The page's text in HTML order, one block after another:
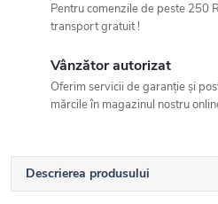
Pentru comenzile de peste 250
transport gratuit !
Vânzător autorizat
Oferim servicii de garanție și
mărcile în magazinul nostru
Descrierea produsului